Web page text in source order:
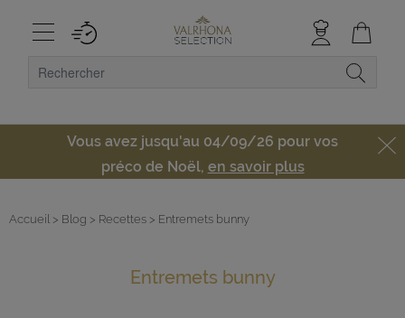
Vous avez jusqu'au 04/09/26 pour vos
préco de Noël, en savoir plus
Accueil > Blog > Recettes > Entremets bunny
Entremets bunny